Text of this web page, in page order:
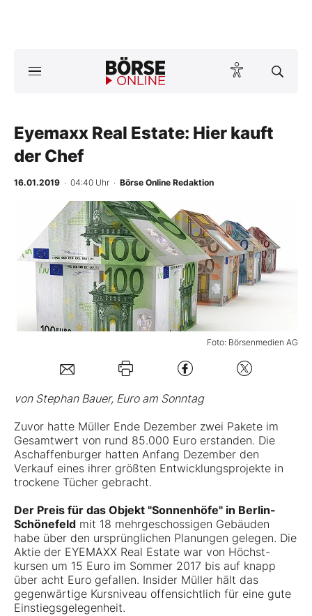
Anlageprodukte
Finanz-Check
Abo & Shop
BO-Musterdepots
Experten
Mein B:O
Folgen Sie uns
Kontakt
Eyemaxx Real Estate: Hier kauft
der Chef
16.01.2019 · 04:40 Uhr · Börse Online Redaktion
Foto: Börsenmedien AG
-%
von Stephan Bauer, Euro am Sonntag
Zuvor hatte Müller Ende Dezember zwei Pakete im
Gesamtwert von rund 85.000 Euro erstanden. Die
Aschaffenburger hatten Anfang Dezember den
Verkauf eines ihrer größten Entwicklungsprojekte in
trockene Tücher gebracht.
Der Preis für das Objekt "Sonnenhöfe" in Berlin-
Schönefeld mit 18 mehrgeschossigen Gebäuden
habe über den ursprünglichen Planungen gelegen. Die
Aktie der EYEMAXX Real Estate war von Höchst­
kursen um 15 Euro im Sommer 2017 bis auf knapp
über acht Euro gefallen. Insider Müller hält das
gegenwärtige Kursniveau offensichtlich für eine gute
Einstiegsgelegenheit.